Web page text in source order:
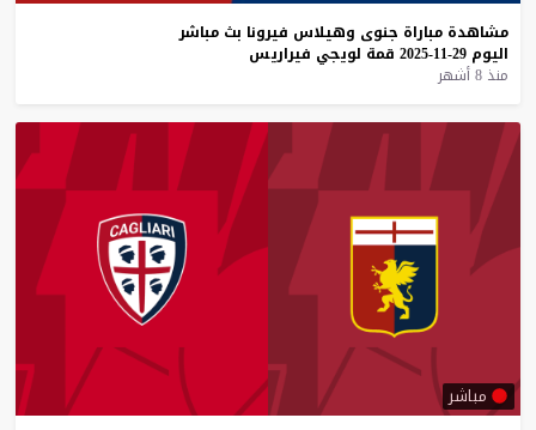
مشاهدة مباراة جنوى وهيلاس فيرونا بث مباشر
اليوم 29-11-2025 قمة لويجي فيراريس
منذ 8 أشهر
مباشر